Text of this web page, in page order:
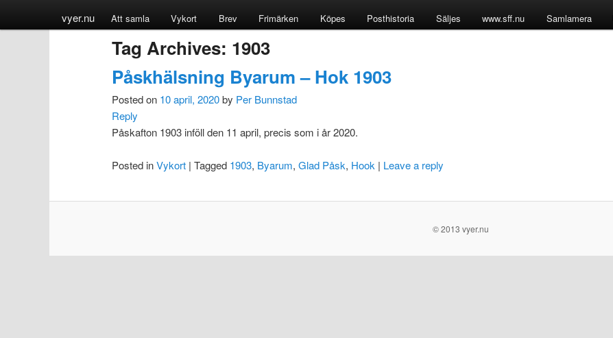
vyer.nu Att samla Vykort Brev Frimärken Köpes Posthistoria Säljes www.sff.nu Samlamera
Tag Archives: 1903
Påskhälsning Byarum – Hok 1903
Posted on 10 april, 2020by Per Bunnstad
Reply
Påskafton 1903 inföll den 11 april, precis som i år 2020.
Posted inVykort | Tagged 1903, Byarum, Glad Påsk, Hook | Leave a reply
© 2013 vyer.nu